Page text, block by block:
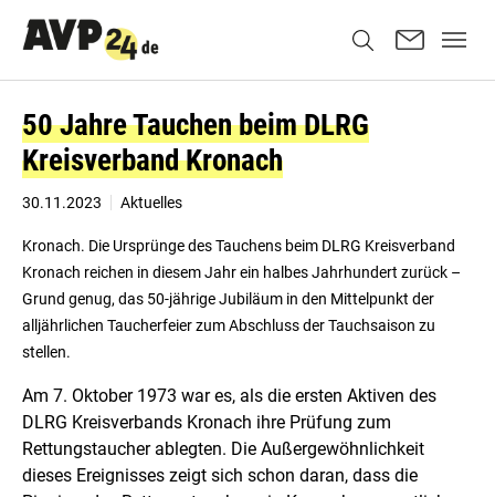
50 Jahre Tauchen beim DLRG
Kreisverband Kronach
30.11.2023 Aktuelles
Kronach. Die Ursprünge des Tauchens beim DLRG Kreisverband
Kronach reichen in diesem Jahr ein halbes Jahrhundert zurück –
Grund genug, das 50-jährige Jubiläum in den Mittelpunkt der
alljährlichen Taucherfeier zum Abschluss der Tauchsaison zu
stellen.
Am 7. Oktober 1973 war es, als die ersten Aktiven des
DLRG Kreisverbands Kronach ihre Prüfung zum
Rettungstaucher ablegten. Die Außergewöhnlichkeit
dieses Ereignisses zeigt sich schon daran, dass die